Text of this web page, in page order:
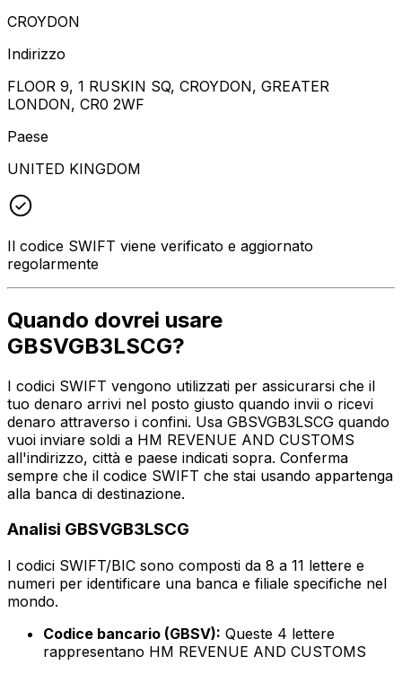
CROYDON
Indirizzo
FLOOR 9, 1 RUSKIN SQ, CROYDON, GREATER
LONDON, CR0 2WF
Paese
UNITED KINGDOM
Il codice SWIFT viene verificato e aggiornato
regolarmente
Quando dovrei usare
GBSVGB3LSCG?
I codici SWIFT vengono utilizzati per assicurarsi che il
tuo denaro arrivi nel posto giusto quando invii o ricevi
denaro attraverso i confini. Usa GBSVGB3LSCG quando
vuoi inviare soldi a HM REVENUE AND CUSTOMS
all'indirizzo, città e paese indicati sopra. Conferma
sempre che il codice SWIFT che stai usando appartenga
alla banca di destinazione.
Analisi GBSVGB3LSCG
I codici SWIFT/BIC sono composti da 8 a 11 lettere e
numeri per identificare una banca e filiale specifiche nel
mondo.
Codice bancario (GBSV): Queste 4 lettere
rappresentano HM REVENUE AND CUSTOMS